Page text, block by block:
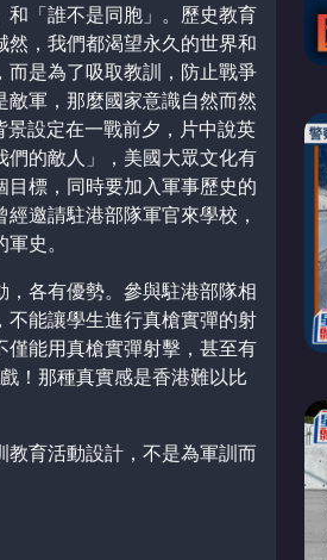
「誰不是同胞」。歷史教育
，我們都渴望永久的世界和
是為了吸取教訓，防止戰爭
軍，那麼國家意識自然而然
設定在一戰前夕，片中說英
的敵人」，美國大眾文化有
標，同時要加入軍事歷史的
邀請駐港部隊軍官來學校，
史。
各有優勢。參與駐港部隊相
能讓學生進行真槍實彈的射
能用真槍實彈射擊，甚至有
！那種真實感是香港難以比
育活動設計，不是為軍訓而